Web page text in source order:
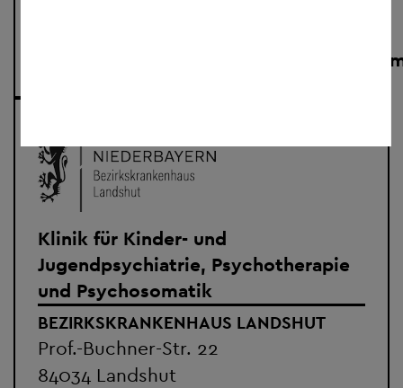
passau.de/
Klinik für Kinder- und
Jugendpsychiatrie, Psychotherapie
und Psychosomatik
BEZIRKSKRANKENHAUS LANDSHUT
Prof.-Buchner-Str. 22
84034 Landshut